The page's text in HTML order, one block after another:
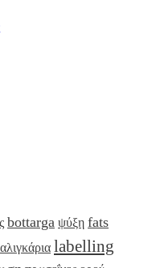
bottarga ψύξη fats
labelling